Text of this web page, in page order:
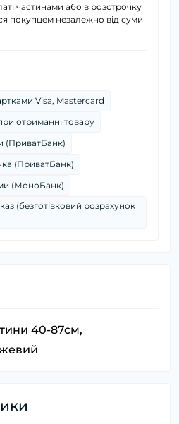
частинами або в розстрочку
покупцем незалежно від суми
Visa, Mastercard
отриманні товару
(ПриватБанк)
(ПриватБанк)
(МоноБанк)
(безготівковий розрахунок
40-87см,